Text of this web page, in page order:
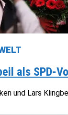
als SPD-
und Lars